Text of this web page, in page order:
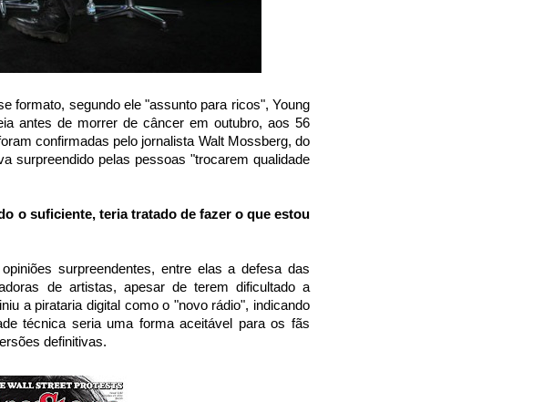
formato, segundo ele "assunto para ricos", Young
antes de morrer de câncer em outubro, aos 56
confirmadas pelo jornalista Walt Mossberg, do
surpreendido pelas pessoas "trocarem qualidade
o suficiente, teria tratado de fazer o que estou
surpreendentes, entre elas a defesa das
de artistas, apesar de terem dificultado a
a pirataria digital como o "novo rádio", indicando
técnica seria uma forma aceitável para os fãs
definitivas.